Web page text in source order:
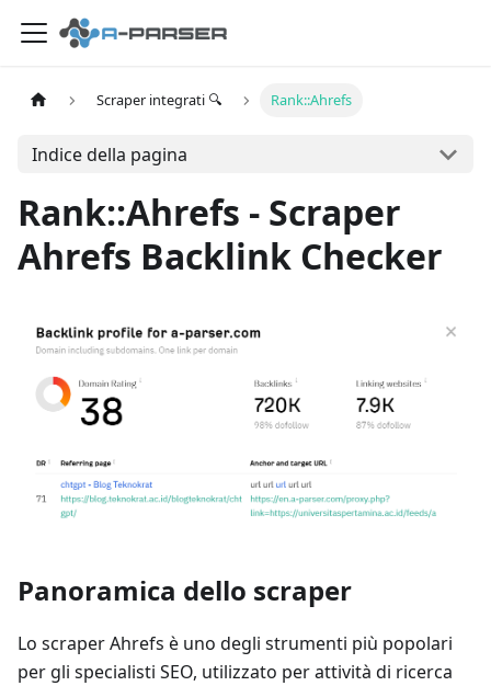
Scraper integrati 🔍 Rank::Ahrefs
Indice della pagina
Rank::Ahrefs - Scraper
Ahrefs Backlink Checker
Panoramica dello scraper
Lo scraper Ahrefs è uno degli strumenti più popolari
per gli specialisti SEO, utilizzato per attività di ricerca